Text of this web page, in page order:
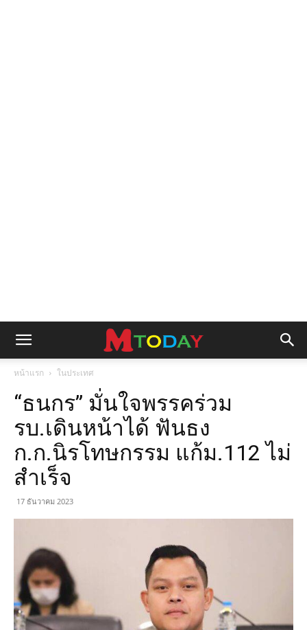
หน้าแรก ในประเทศ
“ธนกร” มั่นใจพรรคร่วม
รบ.เดินหน้าได้ ฟันธง
ก.ก.นิรโทษกรรม แก้ม.112 ไม่
สำเร็จ
17 ธันวาคม 2023